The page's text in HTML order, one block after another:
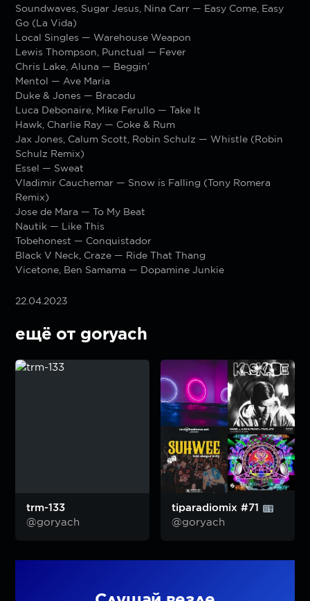
Soundwaves, Sugar Jesus, Nina Carr — Easy Come, Easy
Go (La Vida)
Local Singles — Warehouse Weapon
Lewis Thompson, Punctual — Fever
Chris Lake, Aluna — Beggin’
Mentol — Ave Maria
Duke & Jones — Bracadu
Luca Debonaire, Mike Ferullo — Take It
Hawk, Charlie Ray — Coke & Rum
Jax Jones, Calum Scott, Robin Schulz — Whistle (Robin
Schulz Remix)
Essel — Sweat
Vladimir Cauchemar — Snow is Falling (Tony Romera
Remix)
Jose de Mara — To My Beat
Nautik — Like This
Tobehonest — Conquistador
Black V Neck, Craze — Ride That Thang
Vicetone, Ben Samama — Dopamine Junkie
22.04.2023
ещё от goryach
trm-133
@goryach
tiparadiomix #71
@goryach